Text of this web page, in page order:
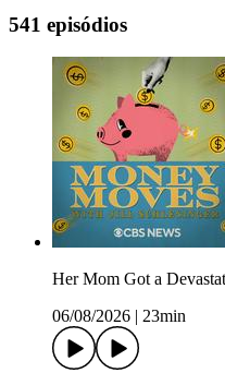
541 episódios
Her Mom Got a
06/08/2026
23min